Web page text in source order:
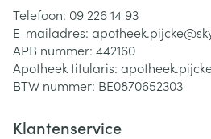
Telefoon: 09 226 14 93
E-mailadres: apotheek.pijcke@
APB nummer: 442160
Apotheek titularis:
BTW nummer: BE0870652303
Klantenservice